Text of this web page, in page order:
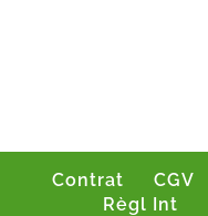
Contrat CGV
Règl Int